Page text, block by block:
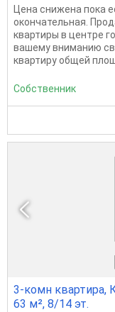
Цена снижена пока
окончательная.
квартиры в центре
вашему вниманию
квартиру общей
Собственник
3-комн квартира,
63 м², 8/14 эт.